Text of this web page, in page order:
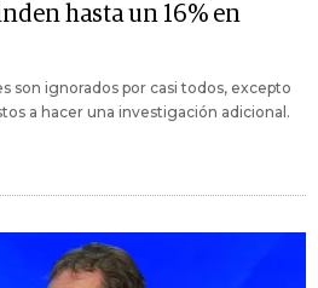
hasta un 16% en
son ignorados por casi todos, excepto
a hacer una investigación adicional.